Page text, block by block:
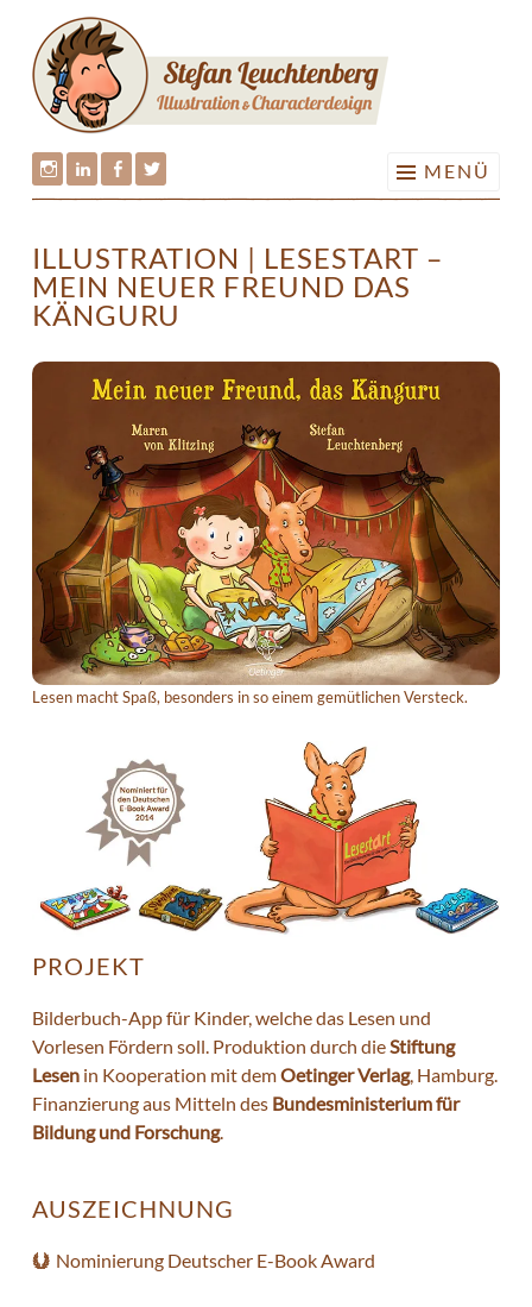
Springe
zum
Inhalt
MENÜ
Stefan
auf
Instagram
Stefan
auf
LinkedIn
Stefan
auf
Facebook
Stefan
auf
Twitter
ILLUSTRATION | LESESTART –
MEIN NEUER FREUND DAS
KÄNGURU
Lesen macht Spaß, besonders in so einem gemütlichen Versteck.
PROJEKT
Bilderbuch-App für Kinder, welche das Lesen und
Vorlesen Fördern soll. Produktion durch die Stiftung
Lesen in Kooperation mit demOetinger Verlag, Hamburg.
Finanzierung aus Mitteln des Bundesministerium für
Bildung und Forschung.
AUSZEICHNUNG
Nominierung Deutscher E-Book Award